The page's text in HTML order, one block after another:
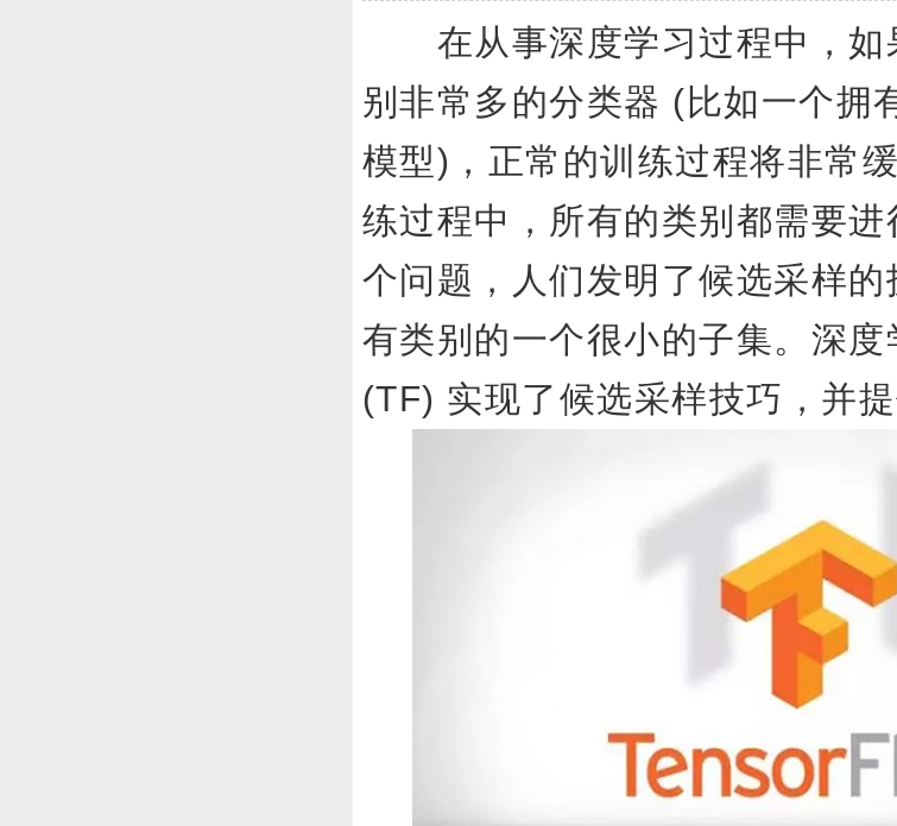
在从事深度学习过程中，如
别非常多的分类器 (比如一个拥
模型)，正常的训练过程将非常
练过程中，所有的类别都需要
个问题，人们发明了候选采样
有类别的一个很小的子集。深
(TF) 实现了候选采样技巧，并提